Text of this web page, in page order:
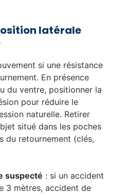
latérale
si une résistance
En présence
du ventre, positionner la
pour réduire le
naturelle. Retirer
situé dans les poches
du retournement (clés,
suspecté : si un accident
3 mètres, accident de